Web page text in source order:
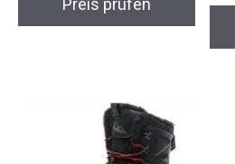
Preis prüfen